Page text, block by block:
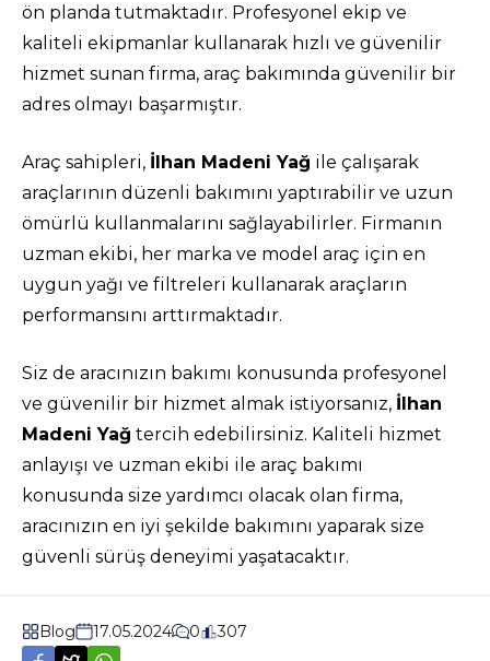
ön planda tutmaktadır. Profesyonel ekip ve
kaliteli ekipmanlar kullanarak hızlı ve güvenilir
hizmet sunan firma, araç bakımında güvenilir bir
adres olmayı başarmıştır.
Araç sahipleri, İlhan Madeni Yağ ile çalışarak
araçlarının düzenli bakımını yaptırabilir ve uzun
ömürlü kullanmalarını sağlayabilirler. Firmanın
uzman ekibi, her marka ve model araç için en
uygun yağı ve filtreleri kullanarak araçların
performansını arttırmaktadır.
Siz de aracınızın bakımı konusunda profesyonel
ve güvenilir bir hizmet almak istiyorsanız, İlhan
Madeni Yağ tercih edebilirsiniz. Kaliteli hizmet
anlayışı ve uzman ekibi ile araç bakımı
konusunda size yardımcı olacak olan firma,
aracınızın en iyi şekilde bakımını yaparak size
güvenli sürüş deneyimi yaşatacaktır.
Blog 17.05.2024 0 307